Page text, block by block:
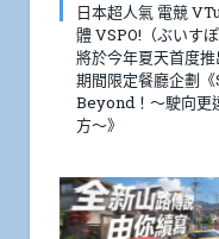
日本超人氣 電競
體 VSPO!（ぶいすぽ
將於今年夏天首度
期間限定餐廳企劃
Beyond！～駛向更
方～》